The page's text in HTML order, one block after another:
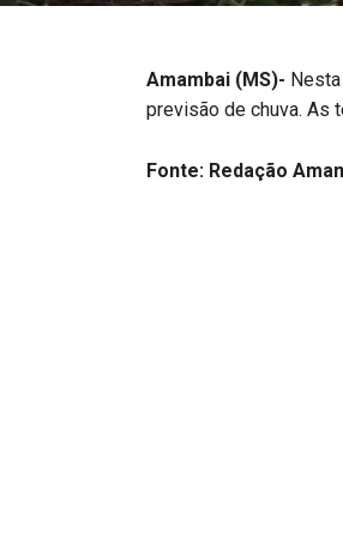
Amambai (MS)-
previsão de chuva. As
Fonte: Redação